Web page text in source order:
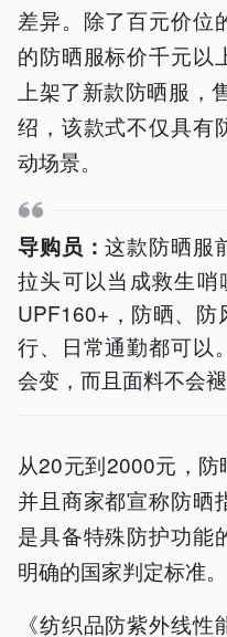
差异。除了百元价位
的防晒服标价千元以
上架了新款防晒服，
绍，该款式不仅具有
动场景。
导购员：这款防晒服
拉头可以当成救生哨
UPF160+，防晒、
行、日常通勤都可以
会变，而且面料不会褪
从20元到2000元，防
并且商家都宣称防晒
是具备特殊防护功能
明确的国家判定标准。
《纺织品防紫外线性